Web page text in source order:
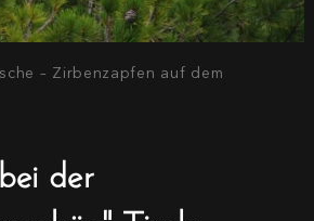
– Zirbenzapfen auf dem
der